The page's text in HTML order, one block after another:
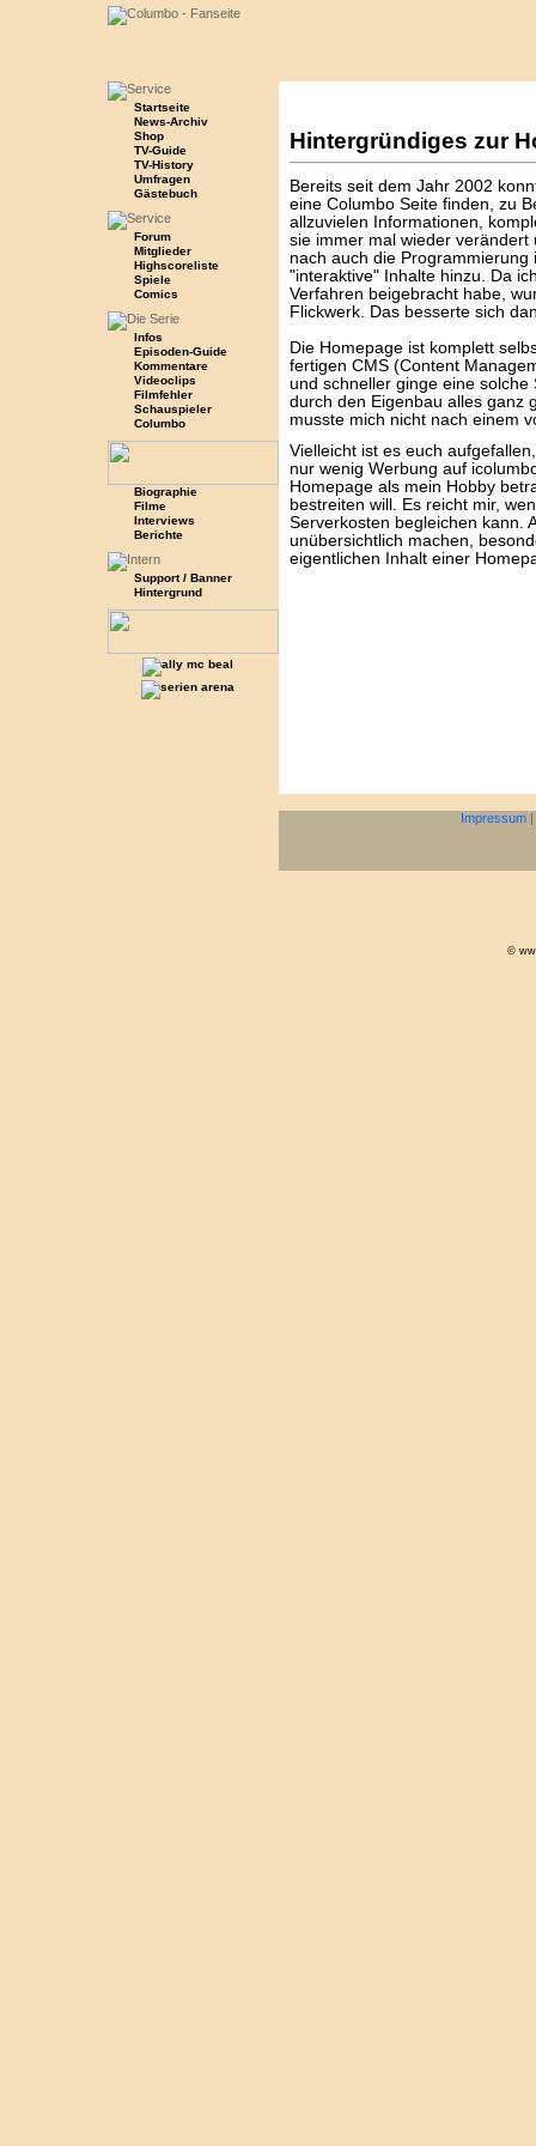
Startseite
News-Archiv
Shop
TV-Guide
TV-History
Umfragen
Gästebuch
Forum
Mitglieder
Highscoreliste
Spiele
Comics
Infos
Episoden-Guide
Kommentare
Videoclips
Filmfehler
Schauspieler
Columbo
Biographie
Filme
Interviews
Berichte
Support / Banner
Hintergrund
Hintergründiges zur
Bereits seit dem Jahr 2002
eine Columbo Seite finden, zu
allzuvielen Informationen,
sie immer mal wieder
nach auch die
"interaktive" Inhalte hinzu. Da
Verfahren beigebracht habe,
Flickwerk. Das besserte sich
Die Homepage ist komplett
fertigen CMS (Content
und schneller ginge eine solche
durch den Eigenbau alles ganz
musste mich nicht nach einem
Vielleicht ist es euch
nur wenig Werbung auf
Homepage als mein Hobby
bestreiten will. Es reicht mir,
Serverkosten begleichen kann.
unübersichtlich machen,
eigentlichen Inhalt einer
Impressum |
©